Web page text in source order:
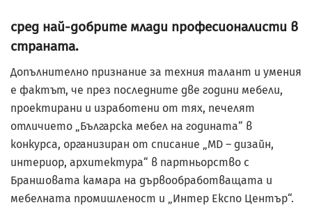
сред най-добрите млади професионалисти в
страната.
Допълнително признание за техния талант и умения
е фактът, че през последните две години мебели,
проектирани и изработени от тях, печелят
отличието „Българска мебел на годината“ в
конкурса, организиран от списание „МD – дизайн,
интериор, архитектура“ в партньорство с
Браншовата камара на дървообработващата и
мебелната промишленост и „Интер Експо Център“.